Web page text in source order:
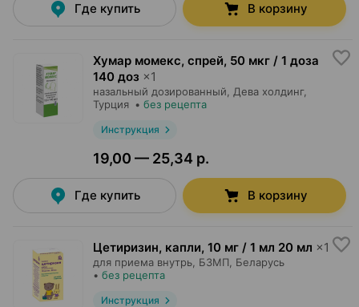
Где купить В корзину
Хумар момекс, спрей, 50 мкг / 1 доза
140 доз ×1
назальный дозированный, Дева холдинг,
Турция • без рецепта
Инструкция
19,00 — 25,34 р.
Где купить В корзину
Цетиризин, капли, 10 мг / 1 мл 20 мл ×1
для приема внутрь, БЗМП , Беларусь
• без рецепта
Инструкция